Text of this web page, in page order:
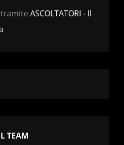
ASCOLTATORI - Il
TEAM